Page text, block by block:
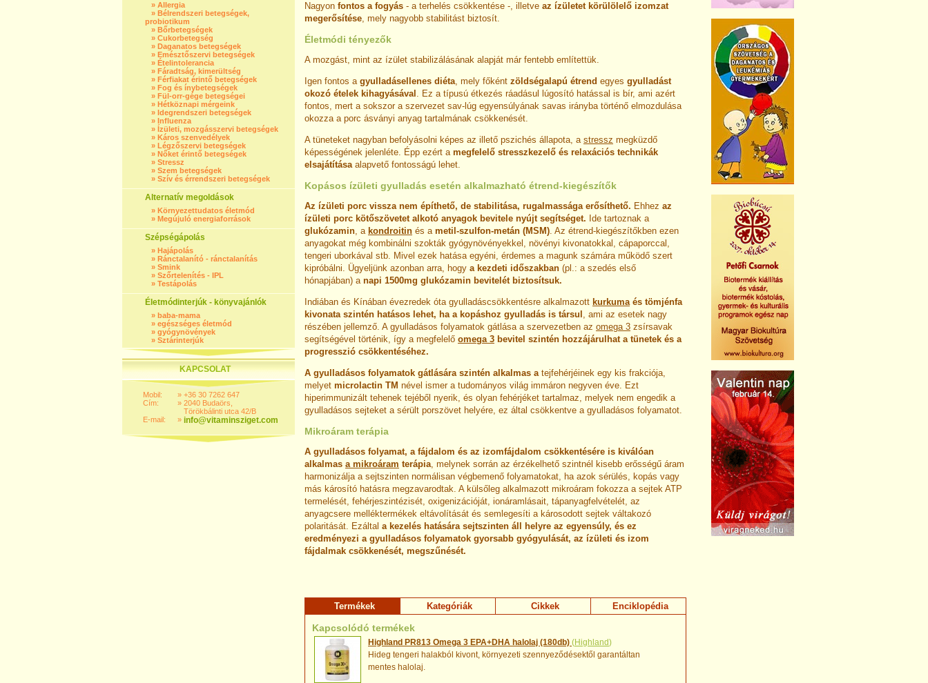
» Allergia
» Bélrendszeri betegségek,
probiotikum
» Bőrbetegségek
» Cukorbetegség
» Daganatos betegségek
» Emésztőszervi betegségek
» Ételintolerancia
» Fáradtság, kimerültség
» Férfiakat érintő betegségek
» Fog és ínybetegségek
» Fül-orr-gége betegségei
» Hétköznapi mérgeink
» Idegrendszeri betegségek
» Influenza
» Ízületi, mozgásszervi betegségek
» Káros szenvedélyek
» Légzőszervi betegségek
» Nőket érintő betegségek
» Stressz
» Szem betegségek
» Szív és érrendszeri betegségek
Alternatív megoldások
» Környezettudatos életmód
» Megújuló energiaforrások
Szépségápolás
» Hajápolás
» Ránctalanító - ránctalanítás
» Smink
» Szőrtelenítés - IPL
» Testápolás
Életmódinterjúk - könyvajánlók
» baba-mama
» egészséges életmód
» gyógynövények
» Sztárinterjúk
KAPCSOLAT
Mobil:
Cím:
E-mail:
»
»
»
+36 30 7262 647
2040 Budaörs,
Törökbálinti utca 42/B
info@vitaminsziget.com
Nagyon fontos a fogyás - a terhelés csökkentése -, illetve az ízületet körülölelő izomzat
megerősítése, mely nagyobb stabilitást biztosít.
Életmódi tényezők
A mozgást, mint az ízület stabilizálásának alapját már fentebb említettük.
Igen fontos a gyulladásellenes diéta, mely főként zöldségalapú étrend egyes gyulladást
okozó ételek kihagyásával . Ez a típusú étkezés ráadásul lúgosító hatással is bír, ami azért
fontos, mert a sokszor a szervezet sav-lúg egyensúlyának savas irányba történő elmozdulása
okozza a porc ásványi anyag tartalmának csökkenését.
A tüneteket nagyban befolyásolni képes az illető pszichés állapota, a stressz megküzdő
képességének jelenléte. Épp ezért a megfelelő stresszkezelő és relaxációs technikák
elsajátítása alapvető fontosságú lehet.
Kopásos ízületi gyulladás esetén alkalmazható étrend-kiegészítők
Az ízületi porc vissza nem építhető, de stabilitása, rugalmassága erősíthető. Ehhez az
ízületi porc kötőszövetet alkotó anyagok bevitele nyújt segítséget. Ide tartoznak a
glukózamin, a kondroitin és a metil-szulfon-metán (MSM). Az étrend-kiegészítőkben ezen
anyagokat még kombinálni szokták gyógynövényekkel, növényi kivonatokkal, cápaporccal,
tengeri uborkával stb. Mivel ezek hatása egyéni, érdemes a magunk számára működő szert
kipróbálni. Ügyeljünk azonban arra, hogy a kezdeti időszakban (pl.: a szedés első
hónapjában) a napi 1500mg glukózamin bevitelét biztosítsuk.
Indiában és Kínában évezredek óta gyulladáscsökkentésre alkalmazott kurkumaés tömjénfa
kivonata szintén hatásos lehet, ha a kopáshoz gyulladás is társul , ami az esetek nagy
részében jellemző. A gyulladásos folyamatok gátlása a szervezetben az omega 3 zsírsavak
segítségével történik, így a megfelelő omega 3 bevitel szintén hozzájárulhat a tünetek és a
progresszió csökkentéséhez.
A gyulladásos folyamatok gátlására szintén alkalmas atejfehérjéinek egy kis frakciója,
melyet microlactin TM nével ismer a tudományos világ immáron negyven éve. Ezt
hiperimmunizált tehenek tejéből nyerik, és olyan fehérjéket tartalmaz, melyek nem engedik a
gyulladásos sejteket a sérült porszövet helyére, ez által csökkentve a gyulladásos folyamatot.
Mikroáram terápia
A gyulladásos folyamat, a fájdalom és az izomfájdalom csökkentésére is kiválóan
alkalmas a mikroáram terápia, melynek sorrán az érzékelhető szintnél kisebb erősségű áram
harmonizálja a sejtszinten normálisan végbemenő folyamatokat, ha azok sérülés, kopás vagy
más károsító hatásra megzavarodtak. A külsőleg alkalmazott mikroáram fokozza a sejtek ATP
termelését, fehérjeszintézisét, oxigenizációját, ionáramlásait, tápanyagfelvételét, az
anyagcsere melléktermékek eltávolítását és semlegesíti a károsodott sejtek váltakozó
polaritását. Ezáltal a kezelés hatására sejtszinten áll helyre az egyensúly, és ez
eredményezi a gyulladásos folyamatok gyorsabb gyógyulását, az ízületi és izom
fájdalmak csökkenését, megszűnését.
Termékek Kategóriák Cikkek Enciklopédia
Kapcsolódó termékek
Highland PR813 Omega 3 EPA+DHA halolaj (180db) (Highland)
Hideg tengeri halakból kivont, környezeti szennyeződésektől garantáltan
mentes halolaj.